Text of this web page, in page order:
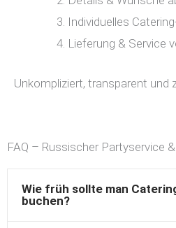
Individuelles
Lieferung & Service
Unkompliziert, transparent und
FAQ – Russischer Partyservice
Wie früh sollte man
buchen?